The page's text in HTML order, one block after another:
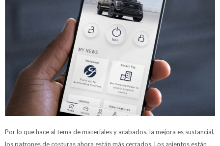
Por lo que hace al tema de materiales y acabados, la mejora es sustancial,
los patrones de costuras ahora están más cerrados. Los asientos están